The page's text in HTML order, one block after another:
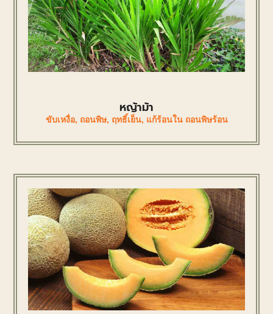
หญ้าม้า
ขับเหงื่อ, ถอนพิษ, ฤทธิ์เย็น, แก้ร้อนใน ถอนพิษร้อน